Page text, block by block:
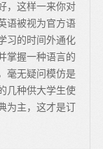
，这样一来你对
语被视为官方语
习的时间外通化
掌握一种语言的
毫无疑问模仿是
几种供大学生使
为主，这才是订